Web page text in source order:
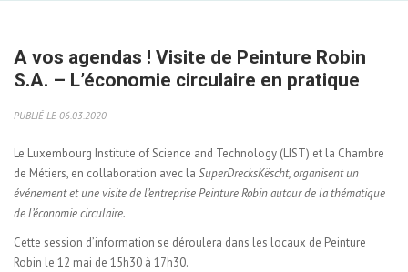
A vos agendas ! Visite de Peinture Robin
S.A. – L’économie circulaire en pratique
PUBLIÉ LE 06.03.2020
Le Luxembourg Institute of Science and Technology (LIST) et la Chambre
de Métiers, en collaboration avec la SuperDrecksKëscht, organisent un
événement et une visite de l’entreprise Peinture Robin autour de la thématique
de l’économie circulaire.
Cette session d’information se déroulera dans les locaux de Peinture
Robin le 12 mai de 15h30 à 17h30.